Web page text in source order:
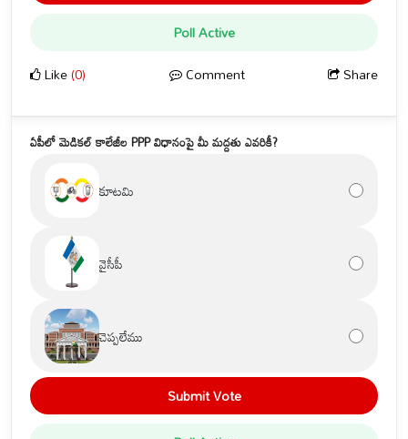
Poll Active
Like(0) Comment Share
ఏపీలో మెడికల్ కాలేజీల PPP విధానంపై మీ మద్దతు ఎవరికీ?
కూటమి
వైసీపీ
చెప్పలేము
Submit Vote